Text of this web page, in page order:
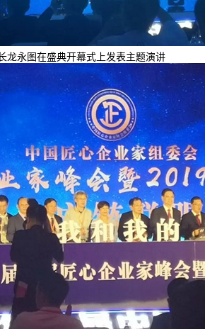
龙永图在盛典开幕式上发表主题演讲